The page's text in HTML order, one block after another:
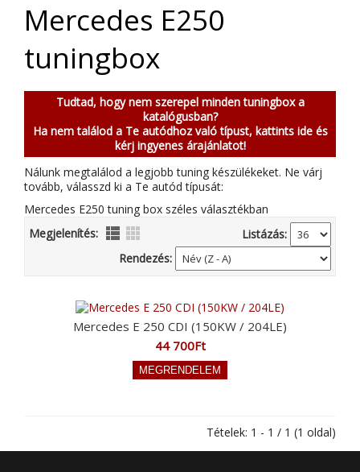
Mercedes E250
tuningbox
Tudtad, hogy nem szerepel minden tuningbox a
katalógusban?
Ha nem találod a Te autódhoz való típust, kattints ide és
kérj ingyenes árajánlatot!
Nálunk megtalálod a legjobb tuning készülékeket. Ne várj
tovább, válasszd ki a Te autód típusát:
Mercedes E250 tuning box széles választékban
Megjelenítés:
Listázás:
Rendezés:
Mercedes E 250 CDI (150KW / 204LE)
44 700Ft
Tételek: 1 - 1 / 1 (1 oldal)